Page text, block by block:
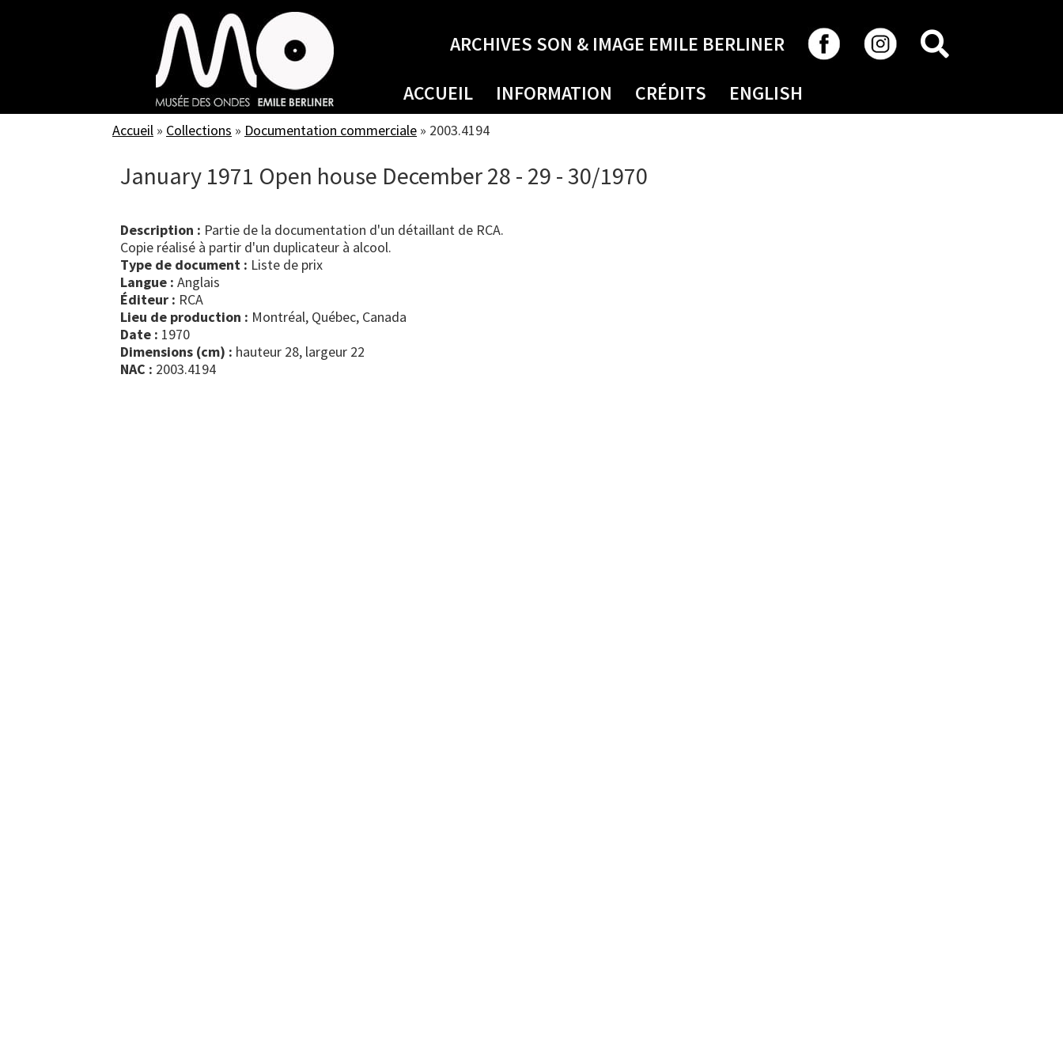
ARCHIVES SON & IMAGE EMILE BERLINER
ACCUEIL INFORMATION CRÉDITS ENGLISH
Accueil » Collections » Documentation commerciale » 2003.4194
January 1971 Open house December 28 - 29 - 30/1970
Description : Partie de la documentation d'un détaillant de RCA.
Copie réalisé à partir d'un duplicateur à alcool.
Type de document :
liste de prix
Langue : Anglais
Éditeur : RCA
Lieu de production : Montréal, Québec, Canada
Date : 1970
Dimensions (cm) : hauteur 28, largeur 22
NAC : 2003.4194